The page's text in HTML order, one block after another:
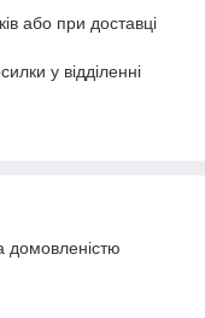
або при доставці
у відділенні
домовленістю